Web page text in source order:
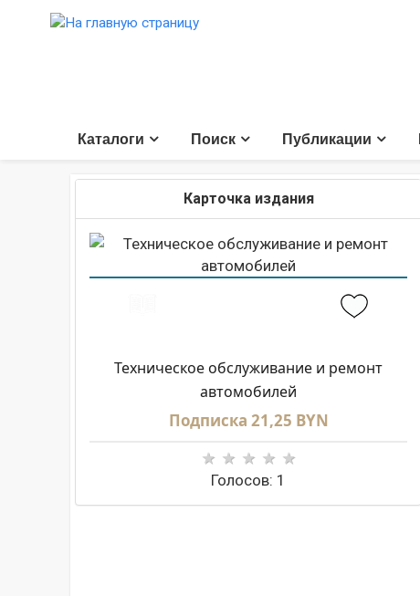
Каталоги Поиск Публикации
Карточка издания
Техническое обслуживание и ремонт
автомобилей
Подписка 21,25 BYN
Голосов: 1